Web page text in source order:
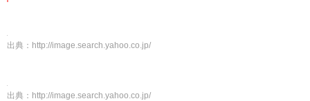
出典： http://image.search.yahoo.co.jp/
出典： http://image.search.yahoo.co.jp/